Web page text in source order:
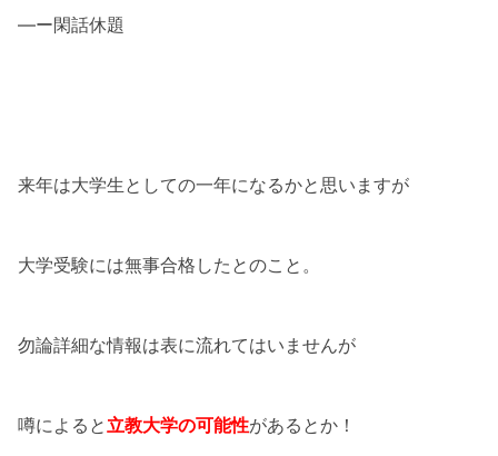
―ー閑話休題
来年は大学生としての一年になるかと思いますが
大学受験には無事合格したとのこと。
勿論詳細な情報は表に流れてはいませんが
噂によると 立教大学の可能性があるとか！